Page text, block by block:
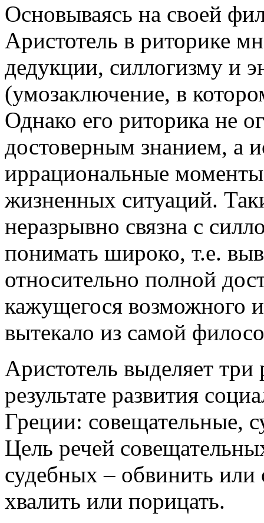
Основываясь на своей
Аристотель в риторике
дедукции, силлогизму и
(умозаключение, в
Однако его риторика не
достоверным знанием, а
иррациональные
жизненных ситуаций.
неразрывно связна с
понимать широко, т.е.
относительно полной
кажущегося возможного
вытекало из самой
Аристотель выделяет
результате развития
Греции: совещательные,
Цель речей
судебных – обвинить или
хвалить или порицать.